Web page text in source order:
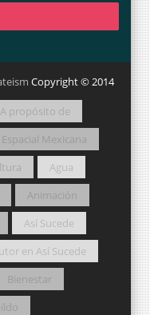
Copyright © 2014
A propósito de
Mexicana
Agua
Animación
Así Sucede
en Así Sucede
Bienestar